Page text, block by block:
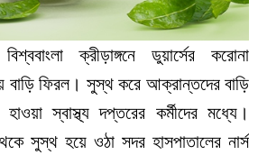
ক্রীড়াঙ্গনে ডুয়ার্সের করোনা
ফিরল। সুস্থ করে আক্রান্তদের বাড়ি
স্বাস্থ্য দপ্তরের কর্মীদের মধ্যে।
সুস্থ হয়ে ওঠা সদর হাসপাতালের নার্স